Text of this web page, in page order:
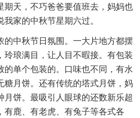
期天，不巧爸爸要值班去，妈妈也
家的中秋节星期六过。
的中秋节日氛围。一大片地方都摆
玲琅满目，让人目不暇接。有包装
的单个包装的。口味也不同，有水
糖月饼。还有传统的塔式月饼，妈
月饼。最吸引人眼球的还数新乐超
有鹿、有老虎、有兔子等各式各